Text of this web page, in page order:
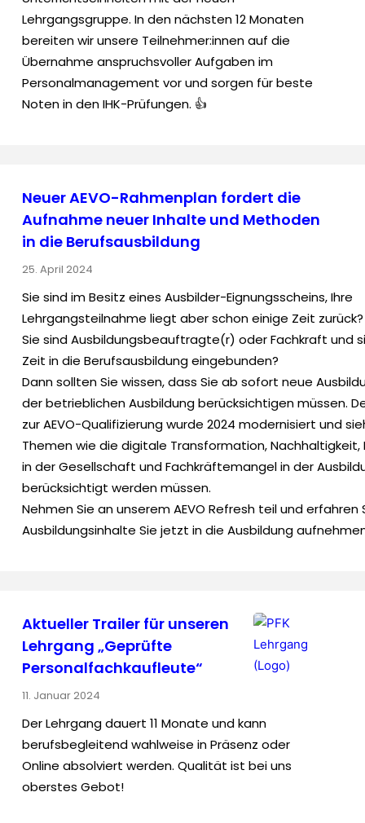
Lehrgangsgruppe. In den nächsten 12 Monaten
bereiten wir unsere Teilnehmer:innen auf die
Übernahme anspruchsvoller Aufgaben im
Personalmanagement vor und sorgen für beste
Noten in den IHK-Prüfungen. 👍
Neuer AEVO-Rahmenplan fordert die
Aufnahme neuer Inhalte und Methoden
in die Berufsausbildung
25. April 2024
Sie sind im Besitz eines Ausbilder-Eignungsscheins, Ihre
Lehrgangsteilnahme liegt aber schon einige Zeit zurück?
Sie sind Ausbildungsbeauftragte(r) oder Fachkraft und
Zeit in die Berufsausbildung eingebunden?
Dann sollten Sie wissen, dass Sie ab sofort neue
der betrieblichen Ausbildung berücksichtigen müssen.
zur AEVO-Qualifizierung wurde 2024 modernisiert und
Themen wie die digitale Transformation,
in der Gesellschaft und Fachkräftemangel in der
berücksichtigt werden müssen.
Nehmen Sie an unserem AEVO Refresh teil und erfahren
Ausbildungsinhalte Sie jetzt in die Ausbildung
Aktueller Trailer für unseren
Lehrgang „Geprüfte
Personal­fach­kaufleute“
11. Januar 2024
Der Lehrgang dauert 11 Monate und kann
berufsbegleitend wahlweise in Präsenz oder
Online absolviert werden. Qualität ist bei uns
oberstes Gebot!